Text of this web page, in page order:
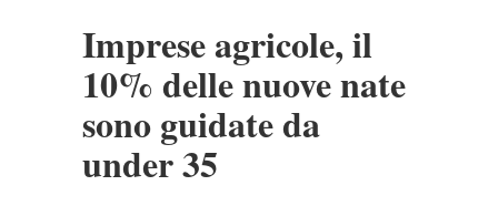
Imprese agricole, il
10% delle nuove nate
sono guidate da
under 35